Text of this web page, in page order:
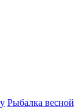
Рыбалка весной